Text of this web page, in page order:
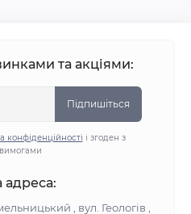
та акціями:
Підпишіться
конфіденційності і згоден з
вимогами
, вул. Геологів ,